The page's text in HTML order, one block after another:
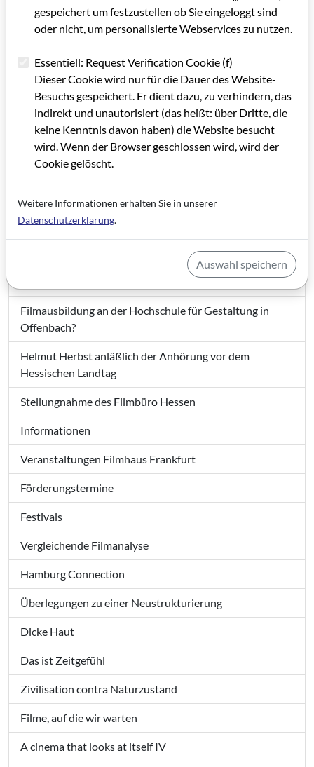
GRIP 06
IMPRESSUM GRIP 6
In Sachen Filmbüro und Filmhaus
Filmhaus-Fenster im HR
Das Kommunale Kino vor dem Aus?
Konzept für eine Kino-Förderung
Filmausbildung an der Hochschule für Gestaltung in
Offenbach?
Helmut Herbst anläßlich der Anhörung vor dem
Hessischen Landtag
Stellungnahme des Filmbüro Hessen
Informationen
Veranstaltungen Filmhaus Frankfurt
Förderungstermine
Festivals
Vergleichende Filmanalyse
Hamburg Connection
Überlegungen zu einer Neustrukturierung
Dicke Haut
Das ist Zeitgefühl
Zivilisation contra Naturzustand
Filme, auf die wir warten
A cinema that looks at itself IV
gespeichert um festzustellen ob Sie eingeloggt sind
oder nicht, um personalisierte Webservices zu nutzen.
Essentiell: Request Verification Cookie (f)
Dieser Cookie wird nur für die Dauer des Website-
Besuchs gespeichert. Er dient dazu, zu verhindern, das
indirekt und unautorisiert (das heißt: über Dritte, die
keine Kenntnis davon haben) die Website besucht
wird. Wenn der Browser geschlossen wird, wird der
Cookie gelöscht.
Weitere Informationen erhalten Sie in unserer
Datenschutzerklärung.
Auswahl speichern